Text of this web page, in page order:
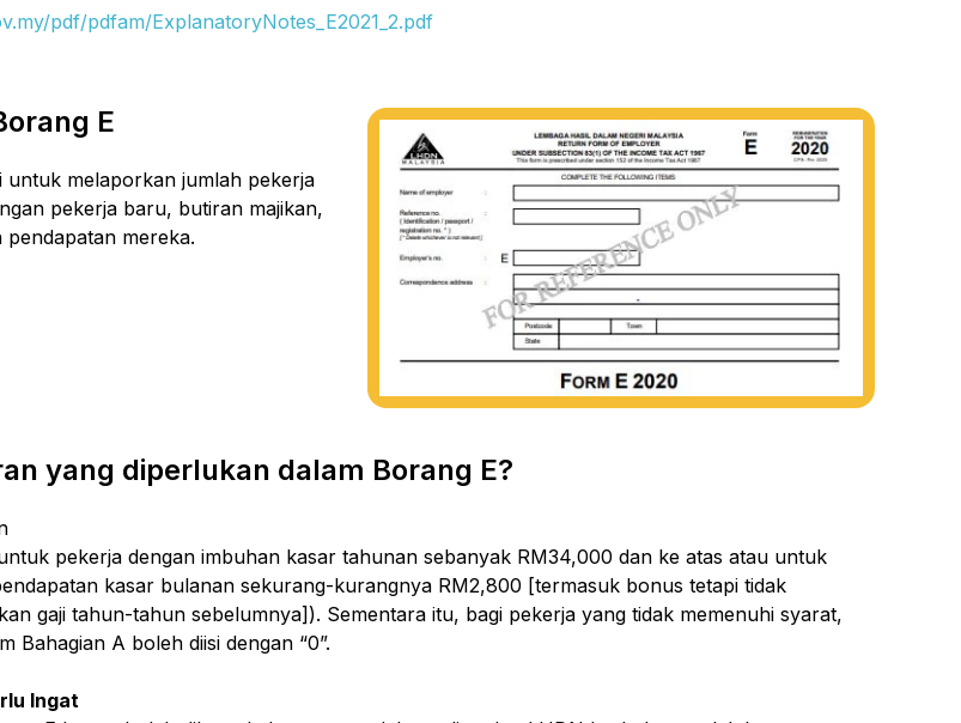
pdf/pdfam/ExplanatoryNotes_E2021_2.pdf
E
untuk melaporkan jumlah pekerja
pekerja baru, butiran majikan,
mereka.
yang diperlukan dalam Borang E?
pekerja dengan imbuhan kasar tahunan sebanyak RM34,000 dan ke atas atau untuk
kasar bulanan sekurang-kurangnya RM2,800 [termasuk bonus tetapi tidak
gaji tahun-tahun sebelumnya]). Sementara itu, bagi pekerja yang tidak memenuhi syarat,
Bahagian A boleh diisi dengan “0”.
Ingat